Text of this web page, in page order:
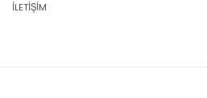
İLETİŞİM